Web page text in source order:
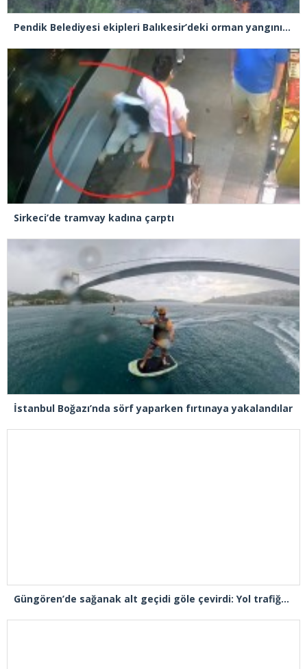
Pendik Belediyesi ekipleri Balıkesir’deki orman yangınına müdahale ediyor
Sirkeci’de tramvay kadına çarptı
İstanbul Boğazı’nda sörf yaparken fırtınaya yakalandılar
Güngören’de sağanak alt geçidi göle çevirdi: Yol trafiğe kapatıldı